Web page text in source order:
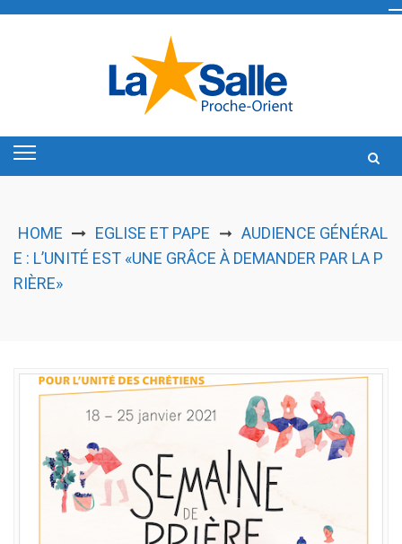
HOME EGLISE ET PAPE ➞ AUDIENCE GÉNÉRAL
E : L’UNITÉ EST «UNE GRÂCE À DEMANDER PAR LA P
RIÈRE»